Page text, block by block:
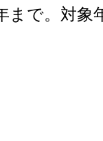
まで。対